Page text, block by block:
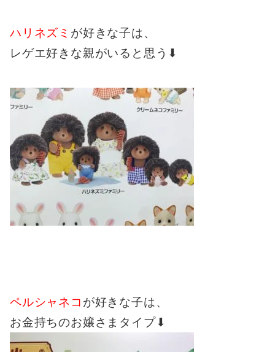
ハリネズミ が好きな子は、
レゲエ好きな親がいると思う⬇︎
ペルシャネコ が好きな子は、
お金持ちのお嬢さまタイプ⬇︎